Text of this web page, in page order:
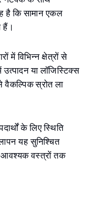
है कि सामान एकल
हैं।
में विभिन्न क्षेत्रों से
या लॉजिस्टिक्स
वैकल्पिक स्रोत ला
के लिए स्थिति
यह सुनिश्चित
आवश्यक वस्त्रों तक